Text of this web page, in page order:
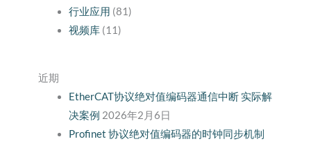
行业应用 (81)
视频库(11)
近期
EtherCAT协议绝对值编码器通信中断 实际解
决案例 2026年2月6日
Profinet 协议绝对值编码器的时钟同步机制